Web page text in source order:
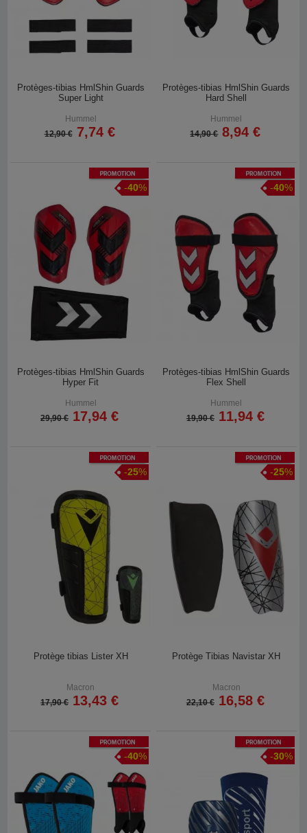
Protèges-tibias HmlShin Guards
Super Light
Hummel
12,90 € 7,74 €
Protèges-tibias HmlShin Guards
Hard Shell
Hummel
14,90 € 8,94 €
Promotion
-40%
Protèges-tibias HmlShin Guards
Hyper Fit
Hummel
29,90 € 17,94 €
Promotion
-40%
Protèges-tibias HmlShin Guards
Flex Shell
Hummel
19,90 € 11,94 €
Promotion
-25%
Protège tibias Lister XH
Macron
17,90 € 13,43 €
Promotion
-25%
Protège Tibias Navistar XH
Macron
22,10 € 16,58 €
Promotion
-40%
Promotion
-30%